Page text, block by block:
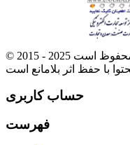
© 2015 - 2025 تمام حقوق برای فروشگاه ایفرش ™ محفوظ است
حساب کاربری
فهرست